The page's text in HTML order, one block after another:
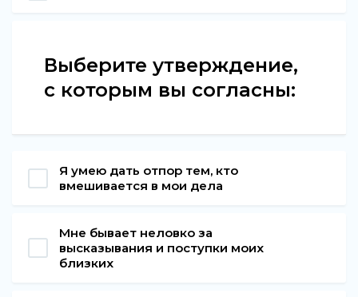
Выберите утверждение,
с которым вы согласны:
Я умею дать отпор тем, кто
вмешивается в мои дела
Мне бывает неловко за
высказывания и поступки моих
близких